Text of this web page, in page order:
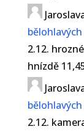
2.12.
hnízdě
2.12.